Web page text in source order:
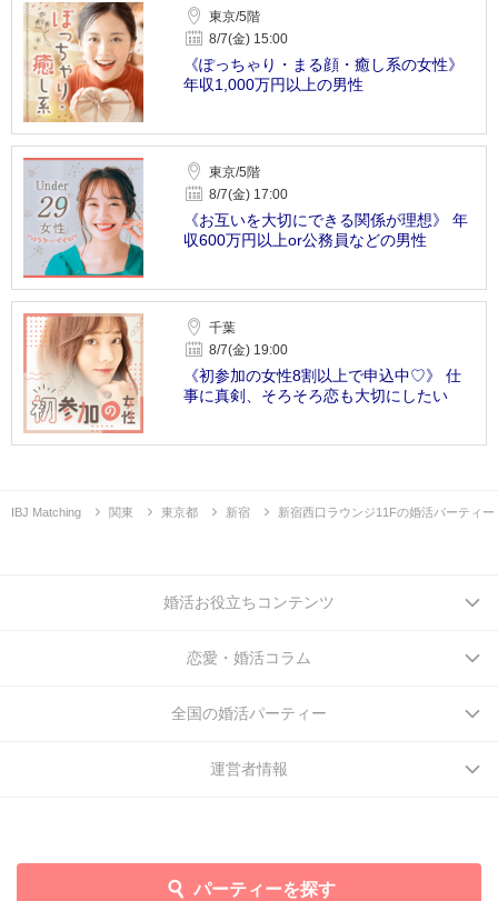
東京/5階
8/7(金) 15:00
《ぽっちゃり・まる顔・癒し系の女性》
年収1,000万円以上の男性
東京/5階
8/7(金) 17:00
《お互いを大切にできる関係が理想》 年
収600万円以上or公務員などの男性
千葉
8/7(金) 19:00
《初参加の女性8割以上で申込中♡》 仕
事に真剣、そろそろ恋も大切にしたい
IBJ Matching 関東 東京都 新宿 新宿西口ラウンジ11Fの婚活パーティー
パーティーを探す
婚活お役立ちコンテンツ
恋愛・婚活コラム
全国の婚活パーティー
運営者情報